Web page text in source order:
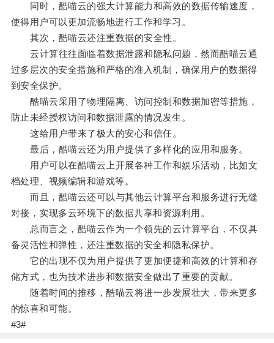
同时，酷喵云的强大计算能力和高效的数据传输速度，
使得用户可以更加流畅地进行工作和学习。
其次，酷喵云还注重数据的安全性。
云计算往往面临着数据泄露和隐私问题，然而酷喵云通
过多层次的安全措施和严格的准入机制，确保用户的数据得
到安全保护。
酷喵云采用了物理隔离、访问控制和数据加密等措施，
防止未经授权访问和数据泄露的情况发生。
这给用户带来了极大的安心和信任。
最后，酷喵云还为用户提供了多样化的应用和服务。
用户可以在酷喵云上开展各种工作和娱乐活动，比如文
档处理、视频编辑和游戏等。
而且，酷喵云还可以与其他云计算平台和服务进行无缝
对接，实现多云环境下的数据共享和资源利用。
总而言之，酷喵云作为一个领先的云计算平台，不仅具
备灵活性和弹性，还注重数据的安全和隐私保护。
它的出现不仅为用户提供了更加便捷和高效的计算和存
储方式，也为技术进步和数据安全做出了重要的贡献。
随着时间的推移，酷喵云将进一步发展壮大，带来更多
的惊喜和可能。
#3#